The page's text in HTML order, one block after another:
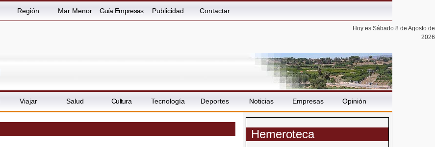
Región Mar Menor Guía Empresas Publicidad Contactar
Hoy es Sábado 8 de Agosto de
2026
Viajar Salud Cultura Tecnología Deportes Noticias Empresas Opinión
Hemeroteca